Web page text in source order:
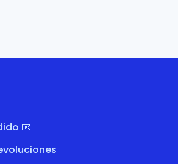
📧